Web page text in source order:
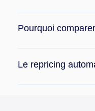
Pourquoi
Le repricing